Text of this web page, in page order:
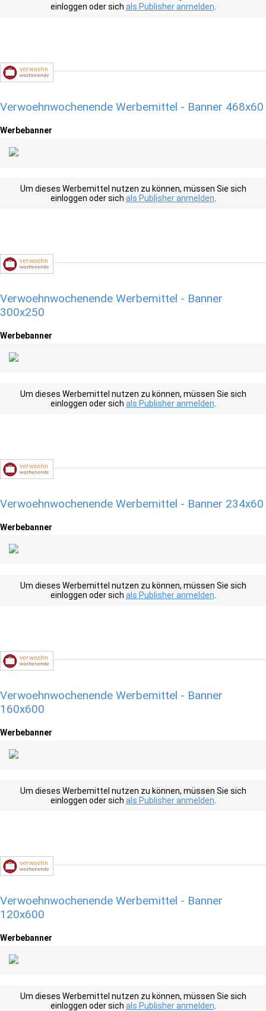
einloggen oder sich als Publisher anmelden
Verwoehnwochenende Werbemittel - Banner 468x60
Werbebanner
Um dieses Werbemittel nutzen zu können, müssen Sie sich
einloggen oder sich als Publisher anmelden
Verwoehnwochenende Werbemittel - Banner
300x250
Werbebanner
Um dieses Werbemittel nutzen zu können, müssen Sie sich
einloggen oder sich als Publisher anmelden
Verwoehnwochenende Werbemittel - Banner 234x60
Werbebanner
Um dieses Werbemittel nutzen zu können, müssen Sie sich
einloggen oder sich als Publisher anmelden
Verwoehnwochenende Werbemittel - Banner
160x600
Werbebanner
Um dieses Werbemittel nutzen zu können, müssen Sie sich
einloggen oder sich als Publisher anmelden
Verwoehnwochenende Werbemittel - Banner
120x600
Werbebanner
Um dieses Werbemittel nutzen zu können, müssen Sie sich
einloggen oder sich als Publisher anmelden